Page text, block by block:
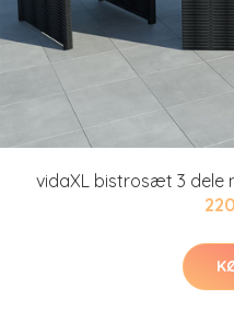
vidaXL bistrosæt 3 dele